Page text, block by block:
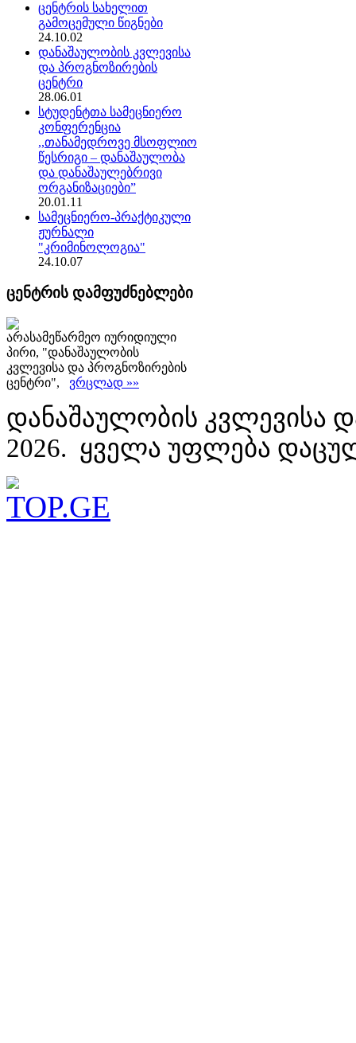
ცენტრის სახელით
გამოცემული წიგნები
24.10.02
დანაშაულობის კვლევისა
და პროგნოზირების
ცენტრი
28.06.01
სტუდენტთა სამეცნიერო
კონფერენცია
,,თანამედროვე მსოფლიო
წესრიგი – დანაშაულობა
და დანაშაულებრივი
ორგანიზაციები”
20.01.11
სამეცნიერო-პრაქტიკული
ჟურნალი
"კრიმინოლოგია"
24.10.07
ცენტრის დამფუძნებლები
არასამეწარმეო იურიდიული
პირი, "დანაშაულობის
კვლევისა და პროგნოზირების
ცენტრი", ვრცლად »»
დანაშაულობის კვლევისა
2026. ყველა უფლება